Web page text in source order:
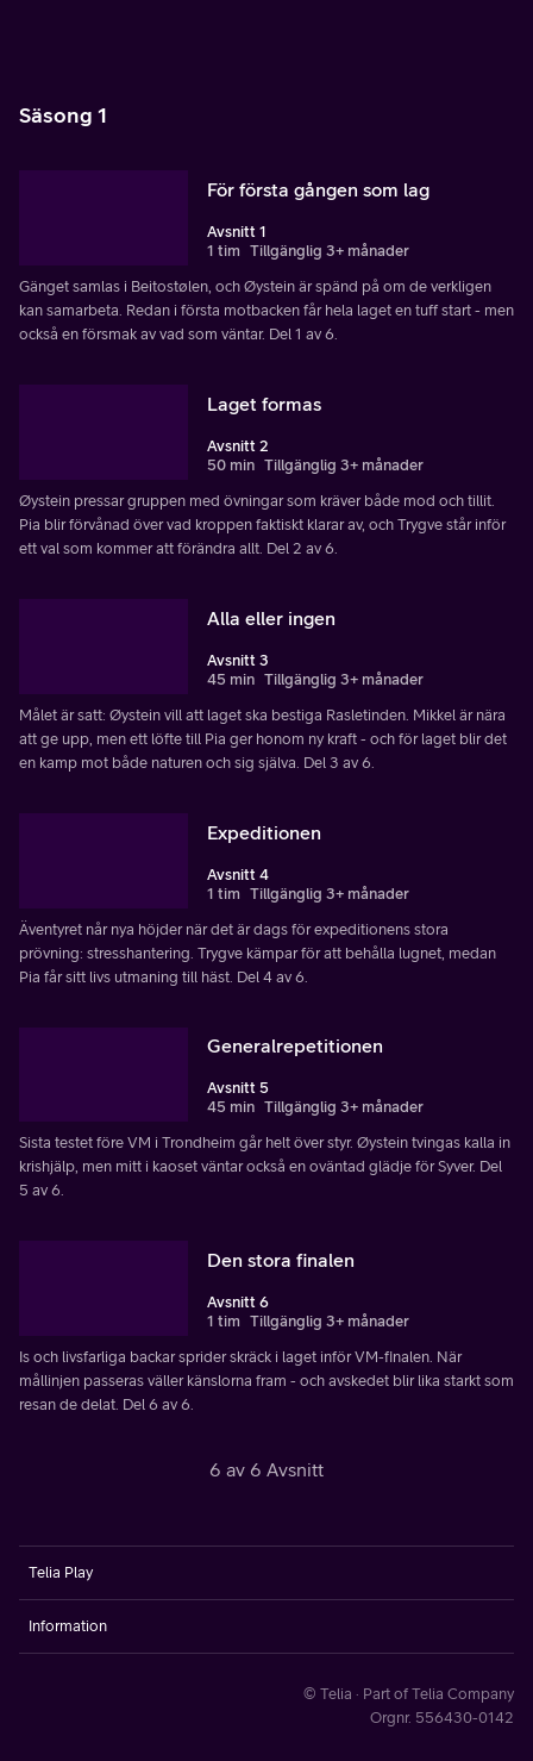
Säsong 1
För första gången som lag
Avsnitt 1
1 tim Tillgänglig 3+ månader
Gänget samlas i Beitostølen, och Øystein är spänd på om de verkligen
kan samarbeta. Redan i första motbacken får hela laget en tuff start - men
också en försmak av vad som väntar. Del 1 av 6.
Laget formas
Avsnitt 2
50 min Tillgänglig 3+ månader
Øystein pressar gruppen med övningar som kräver både mod och tillit.
Pia blir förvånad över vad kroppen faktiskt klarar av, och Trygve står inför
ett val som kommer att förändra allt. Del 2 av 6.
Alla eller ingen
Avsnitt 3
45 min Tillgänglig 3+ månader
Målet är satt: Øystein vill att laget ska bestiga Rasletinden. Mikkel är nära
att ge upp, men ett löfte till Pia ger honom ny kraft - och för laget blir det
en kamp mot både naturen och sig själva. Del 3 av 6.
Expeditionen
Avsnitt 4
1 tim Tillgänglig 3+ månader
Äventyret når nya höjder när det är dags för expeditionens stora
prövning: stresshantering. Trygve kämpar för att behålla lugnet, medan
Pia får sitt livs utmaning till häst. Del 4 av 6.
Generalrepetitionen
Avsnitt 5
45 min Tillgänglig 3+ månader
Sista testet före VM i Trondheim går helt över styr. Øystein tvingas kalla in
krishjälp, men mitt i kaoset väntar också en oväntad glädje för Syver. Del
5 av 6.
Den stora finalen
Avsnitt 6
1 tim Tillgänglig 3+ månader
Is och livsfarliga backar sprider skräck i laget inför VM-finalen. När
mållinjen passeras väller känslorna fram - och avskedet blir lika starkt som
resan de delat. Del 6 av 6.
6 av 6 Avsnitt
Telia Play
Information
© Telia · Part of Telia Company
Orgnr. 556430-0142